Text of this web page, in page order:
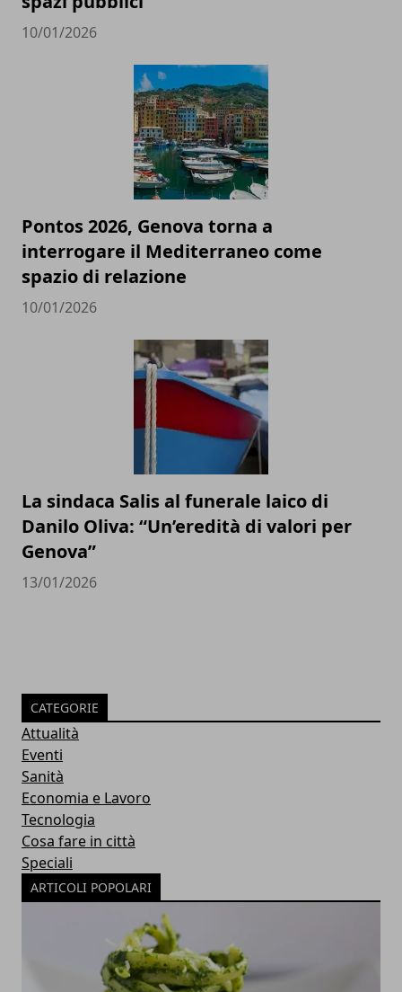
10/01/2026
Pontos 2026, Genova torna a
interrogare il Mediterraneo come
spazio di relazione
10/01/2026
La sindaca Salis al funerale laico di
Danilo Oliva: “Un’eredità di valori per
Genova”
13/01/2026
CATEGORIE
Attualità
Eventi
Sanità
Economia e Lavoro
Tecnologia
Cosa fare in città
Speciali
ARTICOLI POPOLARI